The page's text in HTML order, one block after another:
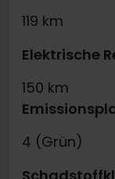
119 km
Elektrische
150 km
4 (Grün)